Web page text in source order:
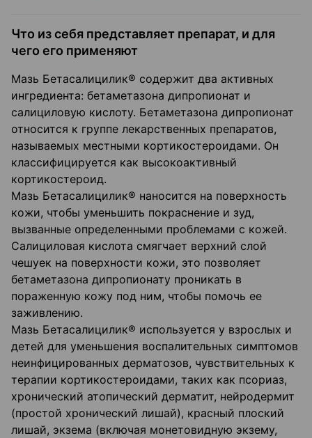
Что из себя представляет препарат, и для
чего его применяют
Мазь Бетасалицилик® содержит два активных
ингредиента: бетаметазона дипропионат и
салициловую кислоту. Бетаметазона дипропионат
относится к группе лекарственных препаратов,
называемых местными кортикостероидами. Он
классифицируется как высокоактивный
кортикостероид.
Мазь Бетасалицилик® наносится на поверхность
кожи, чтобы уменьшить покраснение и зуд,
вызванные определенными проблемами с кожей.
Салициловая кислота смягчает верхний слой
чешуек на поверхности кожи, это позволяет
бетаметазона дипропионату проникать в
пораженную кожу под ним, чтобы помочь ее
заживлению.
Мазь Бетасалицилик® используется у взрослых и
детей для уменьшения воспалительных симптомов
неинфицированных дерматозов, чувствительных к
терапии кортикостероидами, таких как псориаз,
хронический атопический дерматит, нейродермит
(простой хронический лишай), красный плоский
лишай, экзема (включая монетовидную экзему,